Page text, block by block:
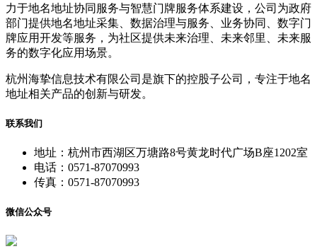
力于地名地址协同服务与智慧门牌服务体系建设，公司为政府
部门提供地名地址采集、数据治理与服务、业务协同、数字门
牌应用开发等服务，为社区提供未来治理、未来邻里、未来服
务的数字化应用场景。
杭州海挚信息技术有限公司是旗下的控股子公司，专注于地名
地址相关产品的创新与研发。
联系我们
地址：杭州市西湖区万塘路8号黄龙时代广场B座1202室
电话：0571-87070993
传真：0571-87070993
微信公众号